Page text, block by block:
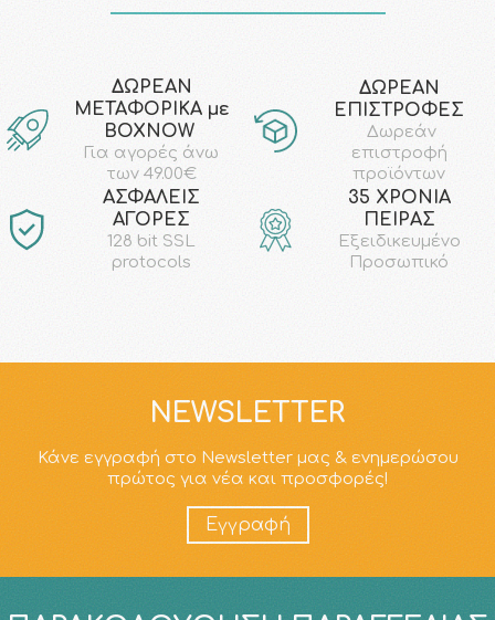
ΔΩΡΕΑΝ
ΜΕΤΑΦΟΡΙΚΑ με
ΒΟΧΝΟW
Για αγορές άνω
των 49.00€
ΔΩΡΕΑΝ
ΕΠΙΣΤΡΟΦΕΣ
Δωρεάν
επιστροφή
προϊόντων
AΣΦΑΛΕΙΣ
ΑΓΟΡΕΣ
128 bit SSL
protocols
35 ΧΡΟΝΙΑ
ΠΕΙΡΑΣ
Εξειδικευμένο
Προσωπικό
NEWSLETTER
Κάνε εγγραφή στο Newsletter μας & ενημερώσου
πρώτος για νέα και προσφορές!
Εγγραφή